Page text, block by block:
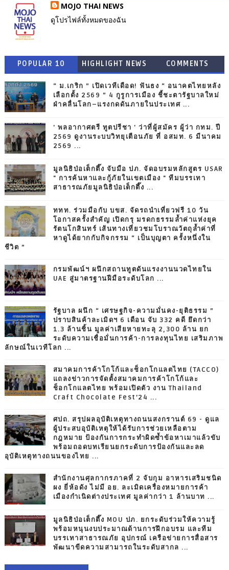
MOJO THAI NEWS
ดูโปรไฟล์ทั้งหมดของฉัน
POPULAR 10 HIGHLIGHT NEWS COMMENTS
“ ม.เกริก ” เปิดเวทีเดือด! ฟันธง “ อนาคตไทยหลัง
เลือกตั้ง 2569 ” 4 กูรูการเมือง ชี้ชะตารัฐบาลใหม่
ฝ่าคลื่นโลก–แรงกดดันภายในประเทศ ...
' พลอากาศตรี ทูตปรีชา ' ว่าที่ผู้สมัคร ผู้ว่า กทม. ปี
2569 ดูงานระบบวิทยุเตือนภัย ที่ อสมท. 6 มีนาคม
2569 ...
มูลนิธิป่อเต็กตึ๊ง จับมือ ปภ. จัดอบรมหลักสูตร USAR
" การค้นหาและกู้ภัยในเขตเมือง " ทีมบรรเทา
สาธารณภัยมูลนิธิป่อเต็กตึ๊ง ...
ททท. ร่วมมือกับ บขส. จัดรถนำเที่ยวฟรี 10 วัน
โอกาสครั้งสำคัญ เปิดกรุ มรดกธรรมล้ำค่าแห่งยุค
รัตนโกสินทร์ เส้นทางเที่ยวชมโบราณวัตถุล้ำค่าที่
หาดูได้ยากกับกิจกรรม “ เป็นบุญตา ครั้งหนึ่งใน
ชีวิต ”
กรมพัฒน์ฯ ผนึกสถานทูตดันแรงงานนวดไทยใน
UAE สู่มาตรฐานฝีมือระดับโลก ...
รัฐบาล ผนึก “ เศรษฐกิจ-ความมั่นคง-ยุติธรรม ”
ปราบสินค้าละเมิดฯ 6 เดือน จับ 332 คดี ยึดกว่า
1.3 ล้านชิ้น มูลค่าเสียหายทะลุ 2,300 ล้าน ยก
ระดับความเชื่อมั่นการค้า-การลงทุนไทย เสริมภาพ
ลักษณ์ในเวทีโลก ...
สมาคมการค้าโกโก้และช็อกโกแลตไทย (TACCO)
แถลงข่าวการจัดตั้งสมาคมการค้าโกโก้และ
ช็อกโกแลตไทย พร้อมเปิดตัว งาน Thailand
Craft Chocolate Fest’24 ...
ศปถ. สรุปผลอุบัติเหตุทางถนนสงกรานต์ 69 - ดูแล
ผู้ประสบอุบัติเหตุให้ได้รับการช่วยเหลือตาม
กฎหมาย ป้องกันการกระทำผิดซ้ำข้อหาเมาแล้วขับ
พร้อมถอดบทเรียนยกระดับการป้องกันและลด
อุบัติเหตุทางถนนของไทย ...
สำนักงานศุลกากรภาคที่ 2 จับกุม อาหารเสริมชนิด
ผง ยี่ห้อดัง ไม่มี อย. ละเมิดเครื่องหมายการค้า
เมืองกำเนิดต่างประเทศ มูลค่ากว่า 1 ล้านบาท ...
มูลนิธิป่อเต็กตึ๊ง MOU ปภ. ยกระดับร่วมให้ความรู้
พร้อมหนุนงบประมาณด้านการฝึกอบรม และทีม
บรรเทาสาธารณภัย อุปกรณ์ เครือข่ายการสื่อสาร
พัฒนาขีดความสามารถในระดับสากล ...